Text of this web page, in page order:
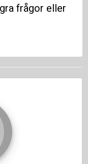
frågor eller